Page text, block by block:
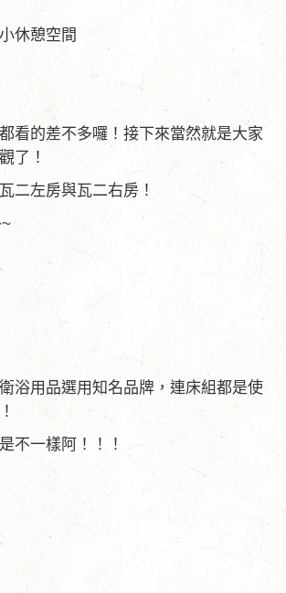
休憩空間
看的差不多囉！接下來當然就是大家
了！
二左房與瓦二右房！
浴用品選用知名品牌，連床組都是使
不一樣阿！！！